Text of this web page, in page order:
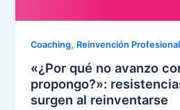
Coaching, Reinvención Profesional
«¿Por qué no avanzo
propongo?»:
surgen al reinventarse